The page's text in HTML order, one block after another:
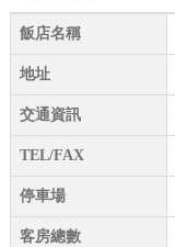
飯店名稱
地址
交通資訊
TEL/FAX
停車場
客房總數